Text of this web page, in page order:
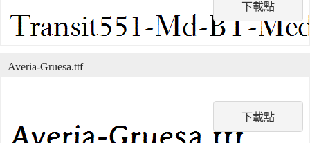
下載點
下載點
Averia-Gruesa.ttf